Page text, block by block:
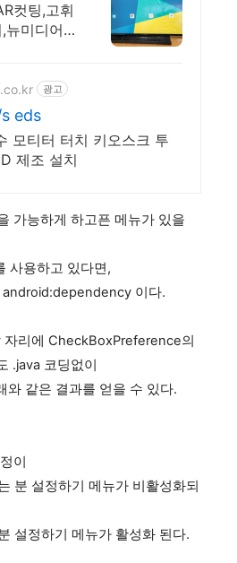
컷팅,고휘
뉴미디어
광고
eds
모티터 터치 키오스크 투
제조 설치
가능하게 하고픈 메뉴가 있을
사용하고 있다면,
android:dependency 이다.
리에 CheckBoxPreference의
.java 코딩없이
와 같은 결과를 얻을 수 있다.
이
분 설정하기 메뉴가 비활성화되
설정하기 메뉴가 활성화 된다.